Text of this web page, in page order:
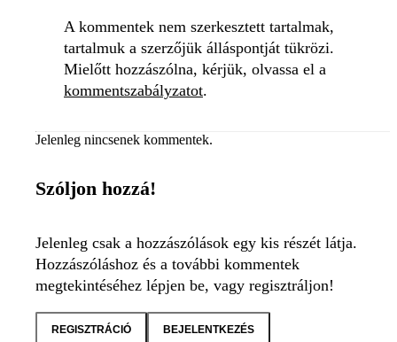
A kommentek nem szerkesztett tartalmak,
tartalmuk a szerzőjük álláspontját tükrözi.
Mielőtt hozzászólna, kérjük, olvassa el a
kommentszabályzatot.
Jelenleg nincsenek kommentek.
Szóljon hozzá!
Jelenleg csak a hozzászólások egy kis részét látja.
Hozzászóláshoz és a további kommentek
megtekintéséhez lépjen be, vagy regisztráljon!
REGISZTRÁCIÓ BEJELENTKEZÉS